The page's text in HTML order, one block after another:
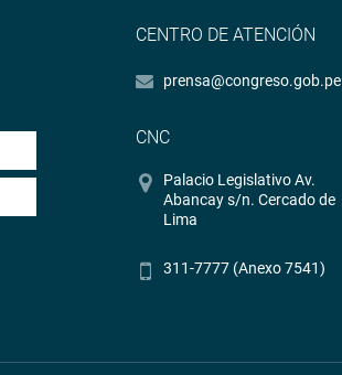
CENTRO DE ATENCIÓN
prensa@congreso.gob.pe
CNC
Palacio Legislativo Av.
Abancay s/n. Cercado de
Lima
311-7777 (Anexo 7541)